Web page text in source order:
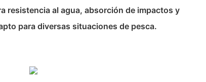
resistencia al agua, absorción de impactos y
para diversas situaciones de pesca.